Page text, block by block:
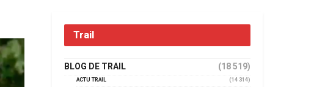
Trail
BLOG DE TRAIL (18 519)
ACTU TRAIL
(14 314)